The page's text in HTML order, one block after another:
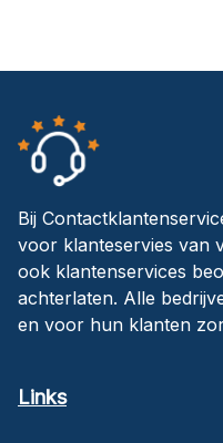
Bij
voor klanteservies van
ook klantenservices
achterlaten. Alle
en voor hun klanten
Links